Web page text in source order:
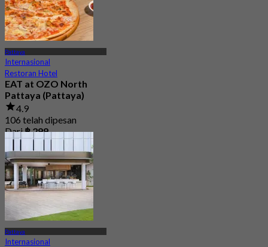
Pattaya
Internasional
Restoran Hotel
EAT at OZO North
Pattaya (Pattaya)
4.9
106 telah dipesan
Dari฿ 299
Pattaya
Internasional